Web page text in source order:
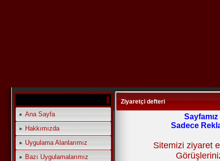
Ana Sayfa
Hakkımızda
Uygulama Alanlarımız
Bazı Uygulamalarımız
Ziyaretçi defteri
Sadece
Sitemizi ziyaret